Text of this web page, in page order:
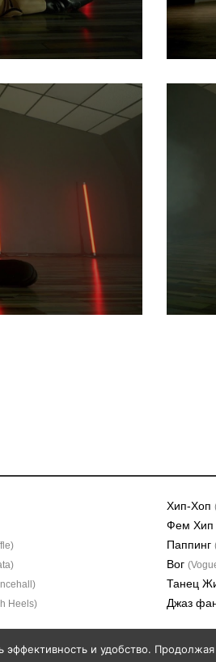
Heels)
Хип-Хоп
Фем Хип
Паппинг
Вог
Танец
Джаз
11
ТК
и удобство.